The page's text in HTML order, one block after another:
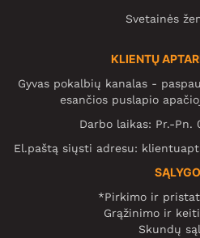
Svetainės
KLIENTŲ
Gyvas pokalbių kanalas -
esančios puslapio
Darbo laikas: Pr.-Pn.
El.paštą siųsti adresu:
*Pirkimo ir
Grąžinimo ir
Skundų